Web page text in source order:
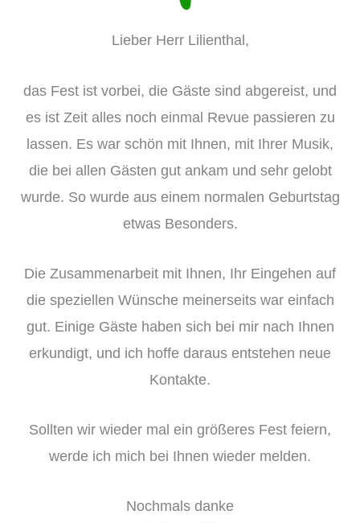
Lieber Herr Lilienthal,
das Fest ist vorbei, die Gäste sind abgereist, und
es ist Zeit alles noch einmal Revue passieren zu
lassen. Es war schön mit Ihnen, mit Ihrer Musik,
die bei allen Gästen gut ankam und sehr gelobt
wurde. So wurde aus einem normalen Geburtstag
etwas Besonders.
Die Zusammenarbeit mit Ihnen, Ihr Eingehen auf
die speziellen Wünsche meinerseits war einfach
gut. Einige Gäste haben sich bei mir nach Ihnen
erkundigt, und ich hoffe daraus entstehen neue
Kontakte.
Sollten wir wieder mal ein größeres Fest feiern,
werde ich mich bei Ihnen wieder melden.
Nochmals danke